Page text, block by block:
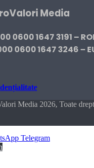
Media
0600 1647 3191 –
0600 1647 3246 –
Media 2026, Toate
Telegram